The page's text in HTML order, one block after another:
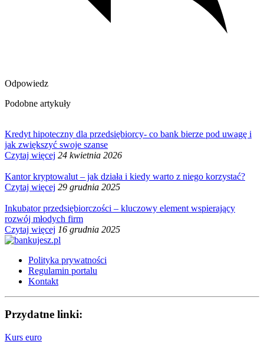
Odpowiedz
Podobne artykuły
Kredyt hipoteczny dla przedsiębiorcy- co bank bierze pod uwagę i
jak zwiększyć swoje szanse
Czytaj więcej 24 kwietnia 2026
Kantor kryptowalut – jak działa i kiedy warto z niego korzystać?
Czytaj więcej 29 grudnia 2025
Inkubator przedsiębiorczości – kluczowy element wspierający
rozwój młodych firm
Czytaj więcej 16 grudnia 2025
Polityka prywatności
Regulamin portalu
Kontakt
Przydatne linki:
Kurs euro